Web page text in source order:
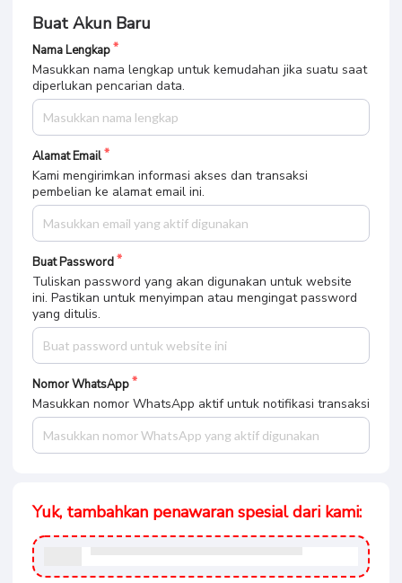
Buat Akun Baru
Nama Lengkap
Masukkan nama lengkap untuk kemudahan jika suatu saat
diperlukan pencarian data.
Alamat Email
Kami mengirimkan informasi akses dan transaksi
pembelian ke alamat email ini.
Buat Password
Tuliskan password yang akan digunakan untuk website
ini. Pastikan untuk menyimpan atau mengingat password
yang ditulis.
Nomor WhatsApp
Masukkan nomor WhatsApp aktif untuk notifikasi transaksi
Yuk, tambahkan penawaran spesial dari kami: